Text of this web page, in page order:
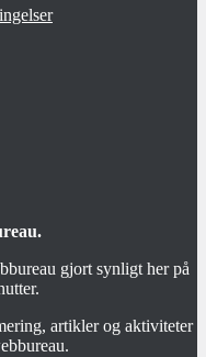
gjort synligt her på
artikler og aktiviteter